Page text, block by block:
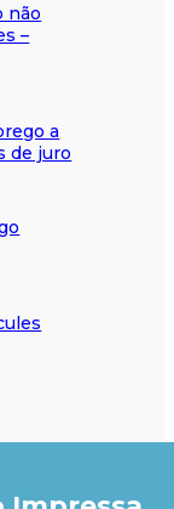
não
–
a
de juro